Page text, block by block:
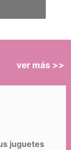
ver más >>
juguetes